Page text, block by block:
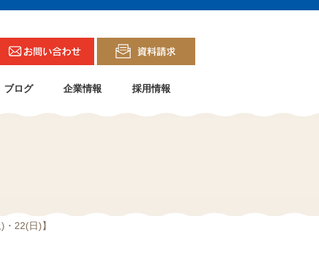
ブログ 企業情報 採用情報
22(日)】